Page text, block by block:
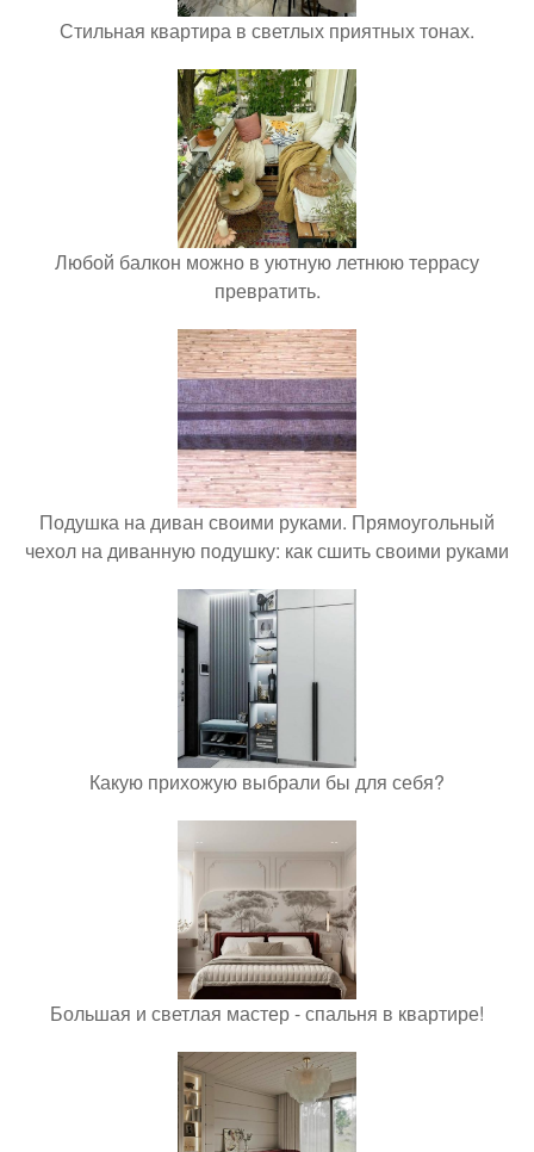
Стильная квартира в светлых приятных тонах.
Любой балкон можно в уютную летнюю террасу
превратить.
Подушка на диван своими руками. Прямоугольный
чехол на диванную подушку: как сшить своими руками
Какую прихожую выбрали бы для себя?
Большая и светлая мастер - спальня в квартире!